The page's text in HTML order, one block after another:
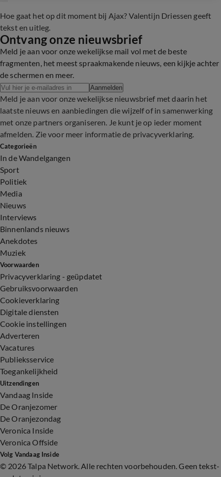
Hoe gaat het op dit moment bij Ajax? Valentijn Driessen geeft
tekst en uitleg.
Ontvang onze nieuwsbrief
Meld je aan voor onze wekelijkse mail vol met de beste
fragmenten, het meest spraakmakende nieuws, een kijkje achter
de schermen en meer.
Aanmelden
Meld je aan voor onze wekelijkse nieuwsbrief met daarin het
laatste nieuws en aanbiedingen die wijzelf of in samenwerking
met onze partners organiseren. Je kunt je op ieder moment
afmelden. Zie voor meer informatie de privacyverklaring.
Categorieën
In de Wandelgangen
Sport
Politiek
Media
Nieuws
Interviews
Binnenlands nieuws
Anekdotes
Muziek
Voorwaarden
Privacyverklaring - geüpdatet
Gebruiksvoorwaarden
Cookieverklaring
Digitale diensten
Cookie instellingen
Adverteren
Vacatures
Publieksservice
Toegankelijkheid
Uitzendingen
Vandaag Inside
De Oranjezomer
De Oranjezondag
Veronica Inside
Veronica Offside
Volg Vandaag Inside
© 2026 Talpa Network. Alle rechten voorbehouden. Geen tekst-